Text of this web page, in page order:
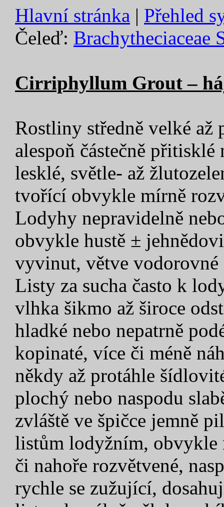
Hlavní stránka | Přehled
Čeleď: Brachytheciaceae
Cirriphyllum Grout –
Rostliny středně velké až
alespoň částečně
lesklé, světle- až
tvořící obvykle mírně
Lodyhy nepravidelně
obvykle hustě ±
vyvinut, větve vodorovné
Listy za sucha často k
vlhka šikmo až široce
hladké nebo nepatrně
kopinaté, více či méně
někdy až protáhle
plochý nebo naspodu
zvláště ve špičce jemně
listům lodyžním, obvykle
či nahoře rozvětvené,
rychle se zužující,